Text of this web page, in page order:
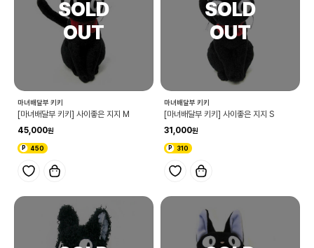
마녀배달부 키키
[마녀배달부 키키] 사이좋은 지지 M
45,000
450
마녀배달부 키키
[마녀배달부 키키] 사이좋은 지지 S
31,000
310